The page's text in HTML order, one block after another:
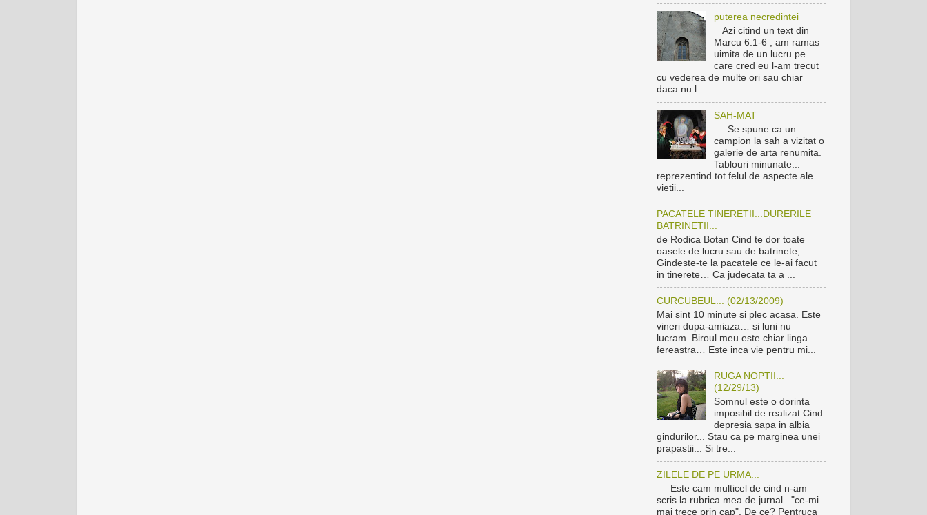
puterea necredintei
Azi citind un text din
Marcu 6:1-6 , am ramas
uimita de un lucru pe
care cred eu l-am trecut
cu vederea de multe ori sau chiar
daca nu l...
SAH-MAT
Se spune ca un
campion la sah a vizitat o
galerie de arta renumita.
Tablouri minunate...
reprezentind tot felul de aspecte ale
vietii...
PACATELE TINERETII...DURERILE
BATRINETII...
de Rodica Botan Cind te dor toate
oasele de lucru sau de batrinete,
Gindeste-te la pacatele ce le-ai facut
in tinerete… Ca judecata ta a ...
CURCUBEUL... (02/13/2009)
Mai sint 10 minute si plec acasa. Este
vineri dupa-amiaza… si luni nu
lucram. Biroul meu este chiar linga
fereastra… Este inca vie pentru mi...
RUGA NOPTII...
(12/29/13)
Somnul este o dorinta
imposibil de realizat Cind
depresia sapa in albia
gindurilor... Stau ca pe marginea unei
prapastii... Si tre...
ZILELE DE PE URMA...
Este cam multicel de cind n-am
scris la rubrica mea de jurnal..."ce-mi
mai trece prin cap". De ce? Pentruca